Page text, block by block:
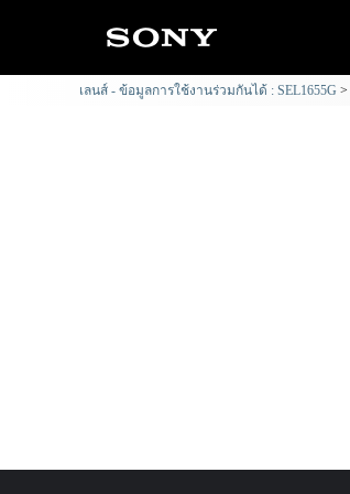
เลนส์ - ข้อมูลการใช้งานร่วมกันได้ : SEL1655G